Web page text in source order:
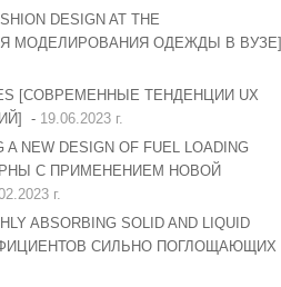
DESIGN AT THE
МОДЕЛИРОВАНИЯ ОДЕЖДЫ В ВУЗЕ]
[СОВРЕМЕННЫЕ ТЕНДЕНЦИИ UX
- 19.06.2023 г.
A NEW DESIGN OF FUEL LOADING
С ПРИМЕНЕНИЕМ НОВОЙ
г.
ABSORBING SOLID AND LIQUID
СИЛЬНО ПОГЛОЩАЮЩИХ